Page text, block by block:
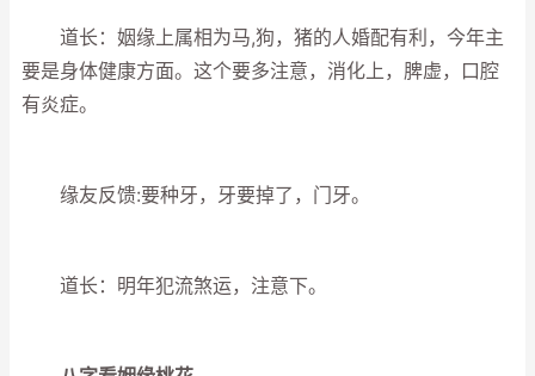
道长：姻缘上属相为马,狗，猪的人婚配有利，今年主
要是身体健康方面。这个要多注意，消化上，脾虚，口腔
有炎症。
缘友反馈:要种牙，牙要掉了，门牙。
道长：明年犯流煞运，注意下。